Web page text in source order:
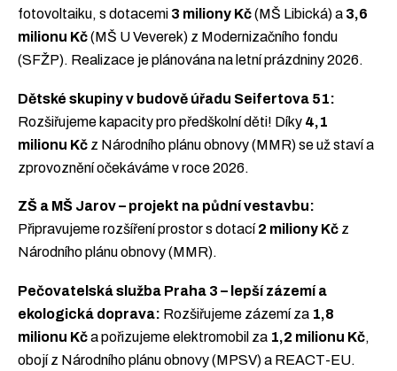
fotovoltaiku, s dotacemi 3 miliony Kč(MŠ Libická) a 3,6
milionu Kč(MŠ U Veverek) z Modernizačního fondu
(SFŽP). Realizace je plánována na letní prázdniny 2026.
Dětské skupiny v budově úřadu Seifertova 51:
Rozšiřujeme kapacity pro předškolní děti! Díky 4,1
milionu Kč z Národního plánu obnovy (MMR) se už staví a
zprovoznění očekáváme v roce 2026.
ZŠ a MŠ Jarov – projekt na půdní vestavbu:
Připravujeme rozšíření prostor s dotací2 miliony Kč z
Národního plánu obnovy (MMR).
Pečovatelská služba Praha 3 – lepší zázemí a
ekologická doprava: Rozšiřujeme zázemí za 1,8
milionu Kča pořizujeme elektromobil za 1,2 milionu Kč,
obojí z Národního plánu obnovy (MPSV) a REACT-EU.